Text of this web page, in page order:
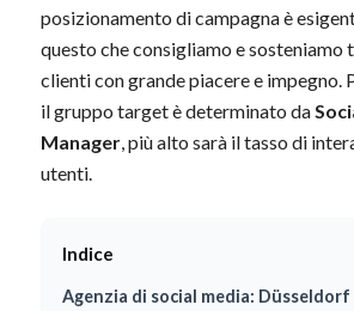
posizionamento di campagna è
questo che consigliamo e sosteniamo
clienti con grande piacere e impegno.
il gruppo target è determinato da
Manager, più alto sarà il tasso di
utenti.
Indice
Agenzia di social media: Düsseldorf